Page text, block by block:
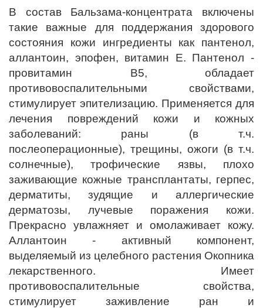
В состав Бальзама-концентрата включены
такие важные для поддержания здорового
состояния кожи ингредиенты как пантенол,
аллантоин, эпофен, витамин Е. Пантенол -
провитамин В5, обладает
противовоспалительными свойствами,
стимулирует эпителизацию. Применяется для
лечения повреждений кожи и кожных
заболеваний: раны (в т.ч.
послеоперационные), трещины, ожоги (в т.ч.
солнечные), трофические язвы, плохо
заживающие кожные трансплантаты, герпес,
дерматиты, зудящие и аллергические
дерматозы, лучевые поражения кожи.
Прекрасно увлажняет и омолаживает кожу.
Аллантоин - активный компонент,
выделяемый из целебного растения Окопника
лекарственного. Имеет
противовоспалительные свойства,
стимулирует заживление ран и